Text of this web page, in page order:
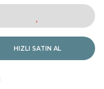
HIZLI SATIN AL